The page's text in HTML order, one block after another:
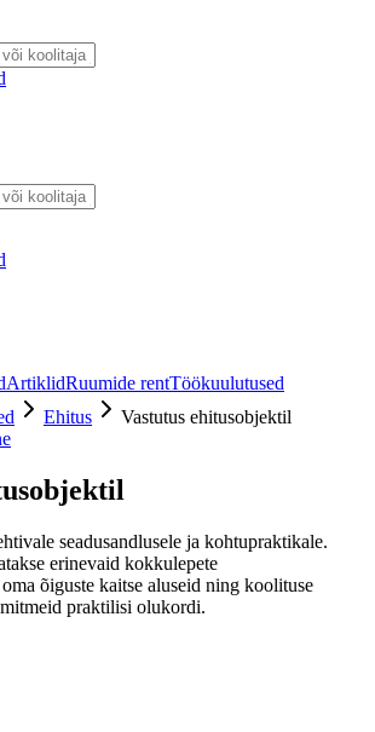
ArtiklidRuumide rentTöökuulutused
Ehitus
Vastutus ehitusobjektil
seadusandlusele ja kohtupraktikale.
erinevaid kokkulepete
õiguste kaitse aluseid ning koolituse
praktilisi olukordi.